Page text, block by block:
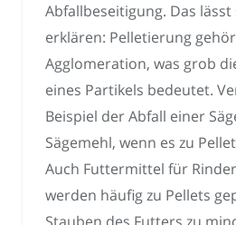
Abfallbeseitigung. Das lässt
erklären: Pelletierung
Agglomeration, was grob
eines Partikels bedeutet.
Beispiel der Abfall einer
Sägemehl, wenn es zu
Auch Futtermittel für
werden häufig zu Pellets